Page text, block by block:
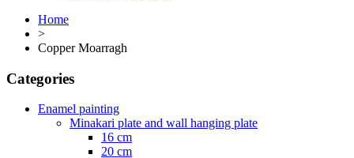
Home
>
Copper Moarragh
Categories
Enamel painting
Minakari plate and wall hanging plate
16 cm
20 cm